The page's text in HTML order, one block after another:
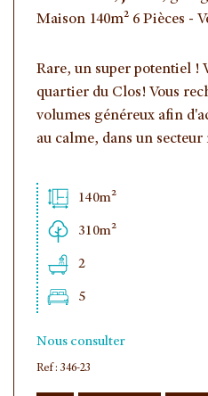
Maison 140m² 6 Pièces -
Rare, un super potentiel !
quartier du Clos! Vous
volumes généreux afin
au calme, dans un
140m²
310m²
2
5
Nous consulter
Ref : 346-23